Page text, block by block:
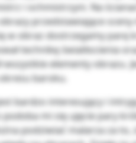
i ochmistrzyni. Na
przedstawiające
w obraz dostrzegamy parę
technikę światłocienia
wszystkie elementy obrazu.
baroku.
bardzo interesujący i
mi się ujęcie pary
podziwiać malarza za to,